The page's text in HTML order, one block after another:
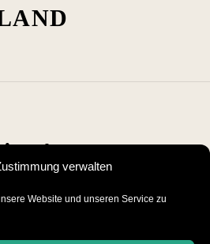
verwalten
Website und unseren Service zu
AND